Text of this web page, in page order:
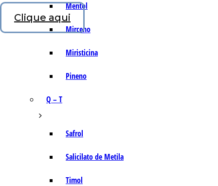
Mentol
Mirceno
Miristicina
Pineno
Q – T
Safrol
Salicilato de Metila
Timol
Clique aqui